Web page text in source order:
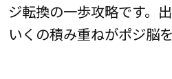
ジ転換の一歩攻略です。
いくの積み重ねがポジ脳を